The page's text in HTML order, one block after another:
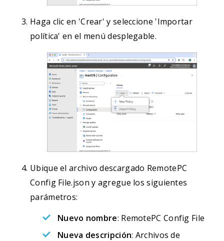
Haga clic en 'Crear' y seleccione 'Importar
política' en el menú desplegable.
Ubique el archivo descargado RemotePC
Config File.json y agregue los siguientes
parámetros:
Nuevo nombre: RemotePC Config File
Nueva descripción: Archivos de